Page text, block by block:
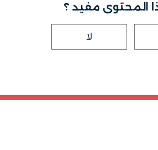
المحتوى مفيد ؟
لا